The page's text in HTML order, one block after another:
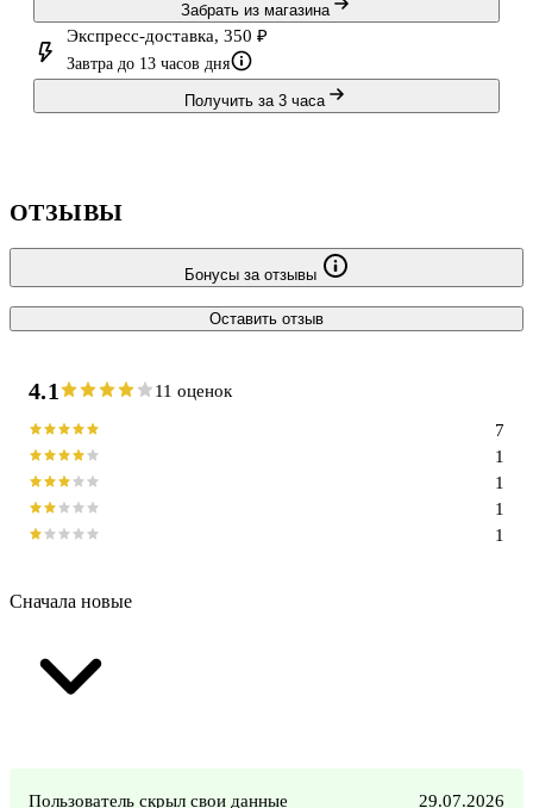
Забрать из магазина
Экспресс-доставка, 350 ₽
Завтра до 13 часов дня
Получить за 3 часа
ОТЗЫВЫ
Бонусы за отзывы
Оставить отзыв
4.1 11 оценок
1
1
1
1
7
Сначала новые
Пользователь скрыл свои данные 29.07.2026